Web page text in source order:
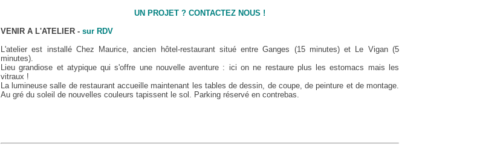
UN PROJET ? CONTACTEZ NOUS !
VENIR A L'ATELIER - sur RDV
L'atelier est installé Chez Maurice, ancien hôtel-restaurant situé entre Ganges (15 minutes) et Le Vigan (5
minutes).
Lieu grandiose et atypique qui s'offre une nouvelle aventure : ici on ne restaure plus les estomacs mais les
vitraux !
La lumineuse salle de restaurant accueille maintenant les tables de dessin, de coupe, de peinture et de montage.
Au gré du soleil de nouvelles couleurs tapissent le sol. Parking réservé en contrebas.